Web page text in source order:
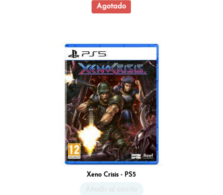
Agotado
Xeno Crisis - PS5